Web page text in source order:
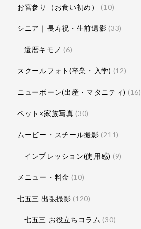
お宮参り（お食い初め） (10)
シニア｜長寿祝・生前遺影 (33)
還暦キモノ (6)
スクールフォト(卒業・入学) (12)
ニューボーン(出産・マタニティ) (16)
ペット×家族写真 (30)
ムービー・スチール撮影 (211)
インプレッション(使用感) (9)
メニュー・料金 (10)
七五三 出張撮影 (120)
七五三 お役立ちコラム (30)